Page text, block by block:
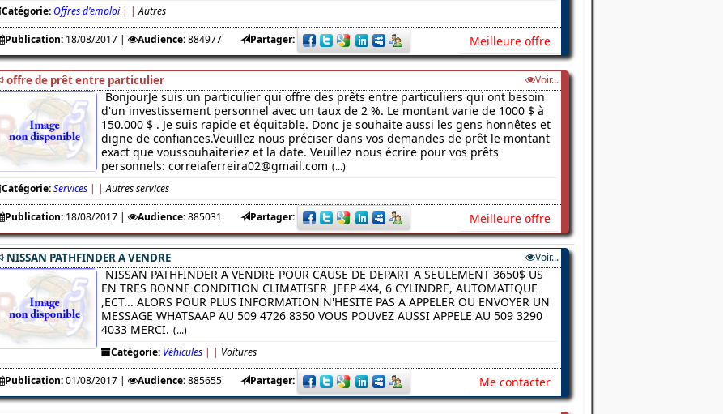
Catégorie: Offres d'emploi | | Autres
Publication: 18/08/2017| Audience: 884977 Partager: Meilleure offre
offre de prêt entre particulier Voir...
BonjourJe suis un particulier qui offre des prêts entre particuliers qui ont besoin
d'un investissement personnel avec un taux de 2 %. Le montant varie de 1000 $ à
150.000 $ . Je suis rapide et équitable. Donc je souhaite aussi les gens honnêtes et
digne de confiances.Veuillez nous préciser dans vos demandes de prêt le montant
exact que voussouhaiteriez et la date. Veuillez nous écrire pour vos prêts
personnels: correiaferreira02@gmail.com (...)
Catégorie: Services | | Autres services
Publication: 18/08/2017| Audience: 885031 Partager: Meilleure offre
NISSAN PATHFINDER A VENDRE Voir...
NISSAN PATHFINDER A VENDRE POUR CAUSE DE DEPART A SEULEMENT 3650$ US
EN TRES BONNE CONDITION CLIMATISER JEEP 4X4, 6 CYLINDRE, AUTOMATIQUE
,ECT... ALORS POUR PLUS INFORMATION N'HESITE PAS A APPELER OU ENVOYER UN
MESSAGE WHATSAAP AU 509 4726 8350 VOUS POUVEZ AUSSI APPELE AU 509 3290
4033 MERCI. (...)
Catégorie: Véhicules | | Voitures
Publication: 01/08/2017| Audience: 885655 Partager: Me contacter